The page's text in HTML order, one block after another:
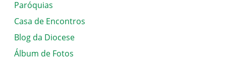
Paróquias
Casa de Encontros
Blog da Diocese
Álbum de Fotos